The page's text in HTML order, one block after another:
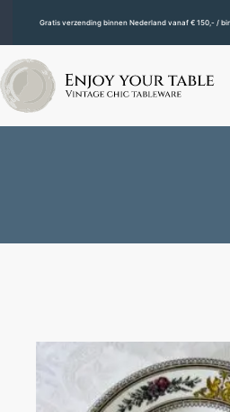
Gratis verzending binnen Nederland vanaf € 150,- /